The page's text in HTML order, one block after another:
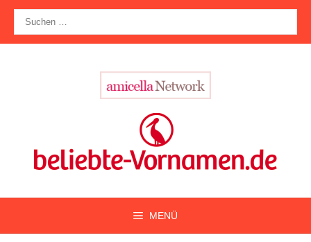
Zum
Inhalt
springen
nach:
MENÜ